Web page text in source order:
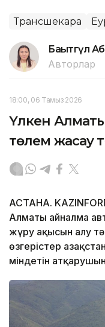
Трансшекара
Бақытгүл
Авторлар
18:00, 06 Тамыз 2026
Үлкен
төлем жасау
АСТАНА.
Алматы айналма
жүру ақысын алу
өзгерістер
міндетін